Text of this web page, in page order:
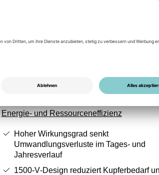
Auslegung für Dauerbetrieb und
unterstützen nachhaltige Betriebskonzepte
großer PV‑Erzeugungsanlagen.
Energie- und Ressourceneffizienz
Hoher Wirkungsgrad senkt
Umwandlungsverluste im Tages‑ und
Jahresverlauf
1500‑V‑Design reduziert Kupferbedarf